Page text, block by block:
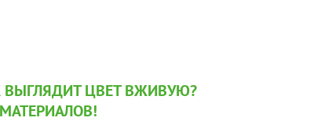
ВЫГЛЯДИТ ЦВЕТ ВЖИВУЮ?